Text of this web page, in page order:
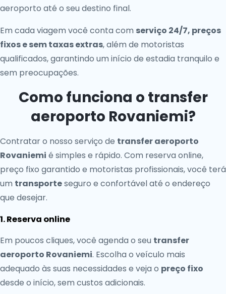
aeroporto até o seu destino final.
Em cada viagem você conta com serviço 24/7, preços
fixos e sem taxas extras, além de motoristas
qualificados, garantindo um início de estadia tranquilo e
sem preocupações.
Como funciona o transfer
aeroporto Rovaniemi?
Contratar o nosso serviço de transfer aeroporto
Rovaniemi é simples e rápido. Com reserva online,
preço fixo garantido e motoristas profissionais, você terá
um transporteseguro e confortável até o endereço
que desejar.
1. Reserva online
Em poucos cliques, você agenda o seu transfer
aeroporto Rovaniemi. Escolha o veículo mais
adequado às suas necessidades e veja o preço fixo
desde o início, sem custos adicionais.